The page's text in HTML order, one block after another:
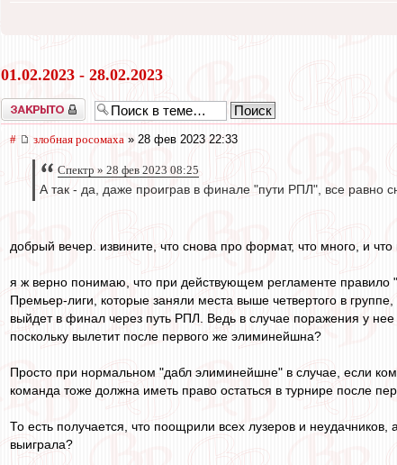
01.02.2023 - 28.02.2023
Закрыто
# злобная росомаха » 28 фев 2023 22:33
Спектр » 28 фев 2023 08:25
А так - да, даже проиграв в финале "пути РПЛ", все равно
добрый вечер. извините, что снова про формат, что много, и
я ж верно понимаю, что при действующем регламенте
Премьер-лиги, которые заняли места выше четвертого в
выйдет в финал через путь РПЛ. Ведь в случае поражения у
поскольку вылетит после первого же элиминейшна?
Просто при нормальном "дабл элиминейшне" в случае, если
команда тоже должна иметь право остаться в турнире после
То есть получается, что поощрили всех лузеров и
выиграла?